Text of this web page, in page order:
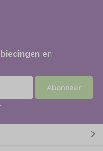
en
Abonneer